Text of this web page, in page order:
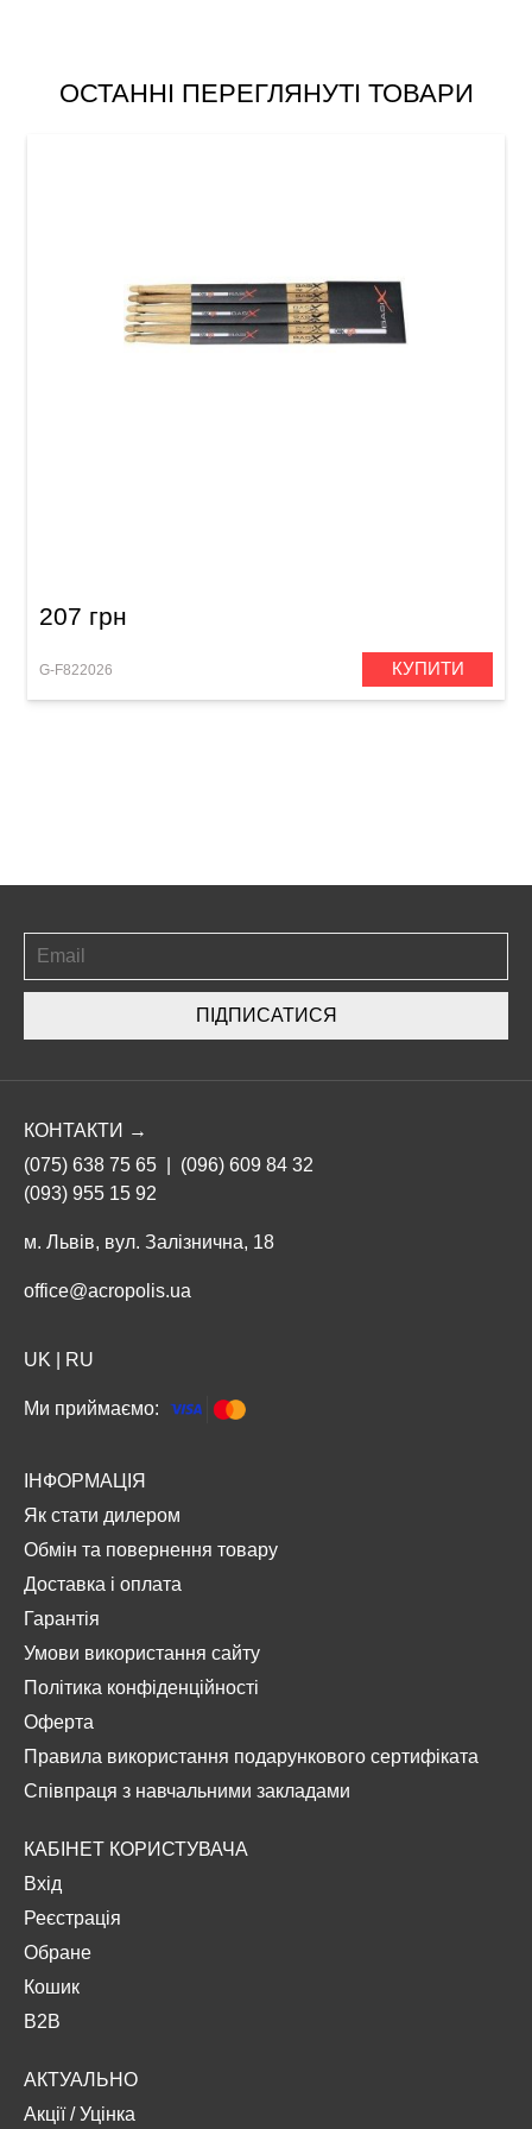
ОСТАННІ ПЕРЕГЛЯНУТІ ТОВАРИ
207 грн
G-F822026 КУПИТИ
ПІДПИСАТИСЯ
КОНТАКТИ →
(075) 638 75 65
(096) 609 84 32
(093) 955 15 92
м. Львів, вул. Залізнична, 18
office@acropolis.ua
UK RU
Ми приймаємо:
ІНФОРМАЦІЯ
Як стати дилером
Обмін та повернення товару
Доставка і оплата
Гарантія
Умови використання сайту
Політика конфіденційності
Оферта
Правила використання подарункового сертифіката
Співпраця з навчальними закладами
КАБІНЕТ КОРИСТУВАЧА
Вхід
Реєстрація
Обране
Кошик
B2B
АКТУАЛЬНО
Акції/Уцінка